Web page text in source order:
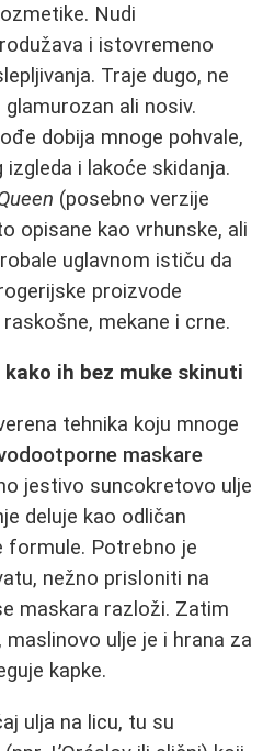
Nudi
i istovremeno
Traje dugo, ne
ali nosiv.
dobija mnoge pohvale,
i lakoće skidanja.
(posebno verzije
opisane kao vrhunske, ali
uglavnom ističu da
proizvode
mekane i crne.
ih bez muke skinuti
tehnika koju mnoge
maskare
jestivo suncokretovo ulje
deluje kao odličan
Potrebno je
nežno prisloniti na
maskara razloži. Zatim
ulje je i hrana za
kapke.
ulja na licu, tu su